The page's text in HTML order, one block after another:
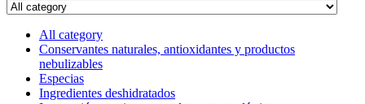
All category
Conservantes naturales, antioxidantes y productos
nebulizables
Especias
Ingredientes deshidratados